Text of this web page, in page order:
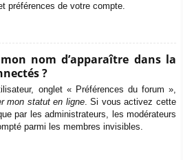
préférences de votre compte.
nom d’apparaître dans la
?
onglet « Préférences du forum »,
mon statut en ligne. Si vous activez cette
par les administrateurs, les modérateurs
parmi les membres invisibles.